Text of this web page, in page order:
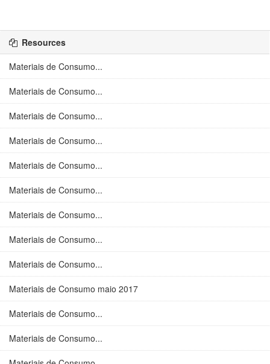
Resources
Materiais de Consumo...
Materiais de Consumo...
Materiais de Consumo...
Materiais de Consumo...
Materiais de Consumo...
Materiais de Consumo...
Materiais de Consumo...
Materiais de Consumo...
Materiais de Consumo...
Materiais de Consumo maio 2017
Materiais de Consumo...
Materiais de Consumo...